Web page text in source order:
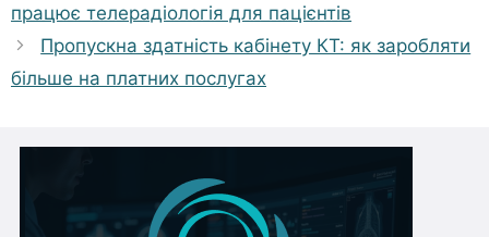
працює телерадіологія для пацієнтів
Пропускна здатність кабінету КТ: як заробляти
більше на платних послугах